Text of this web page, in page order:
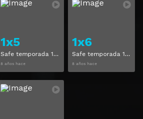
Ver
1x5
Safe temporada 1 capitulo 5
8 años hace
Ver
1x6
Safe temporada 1 capitulo 6
8 años hace
Ver